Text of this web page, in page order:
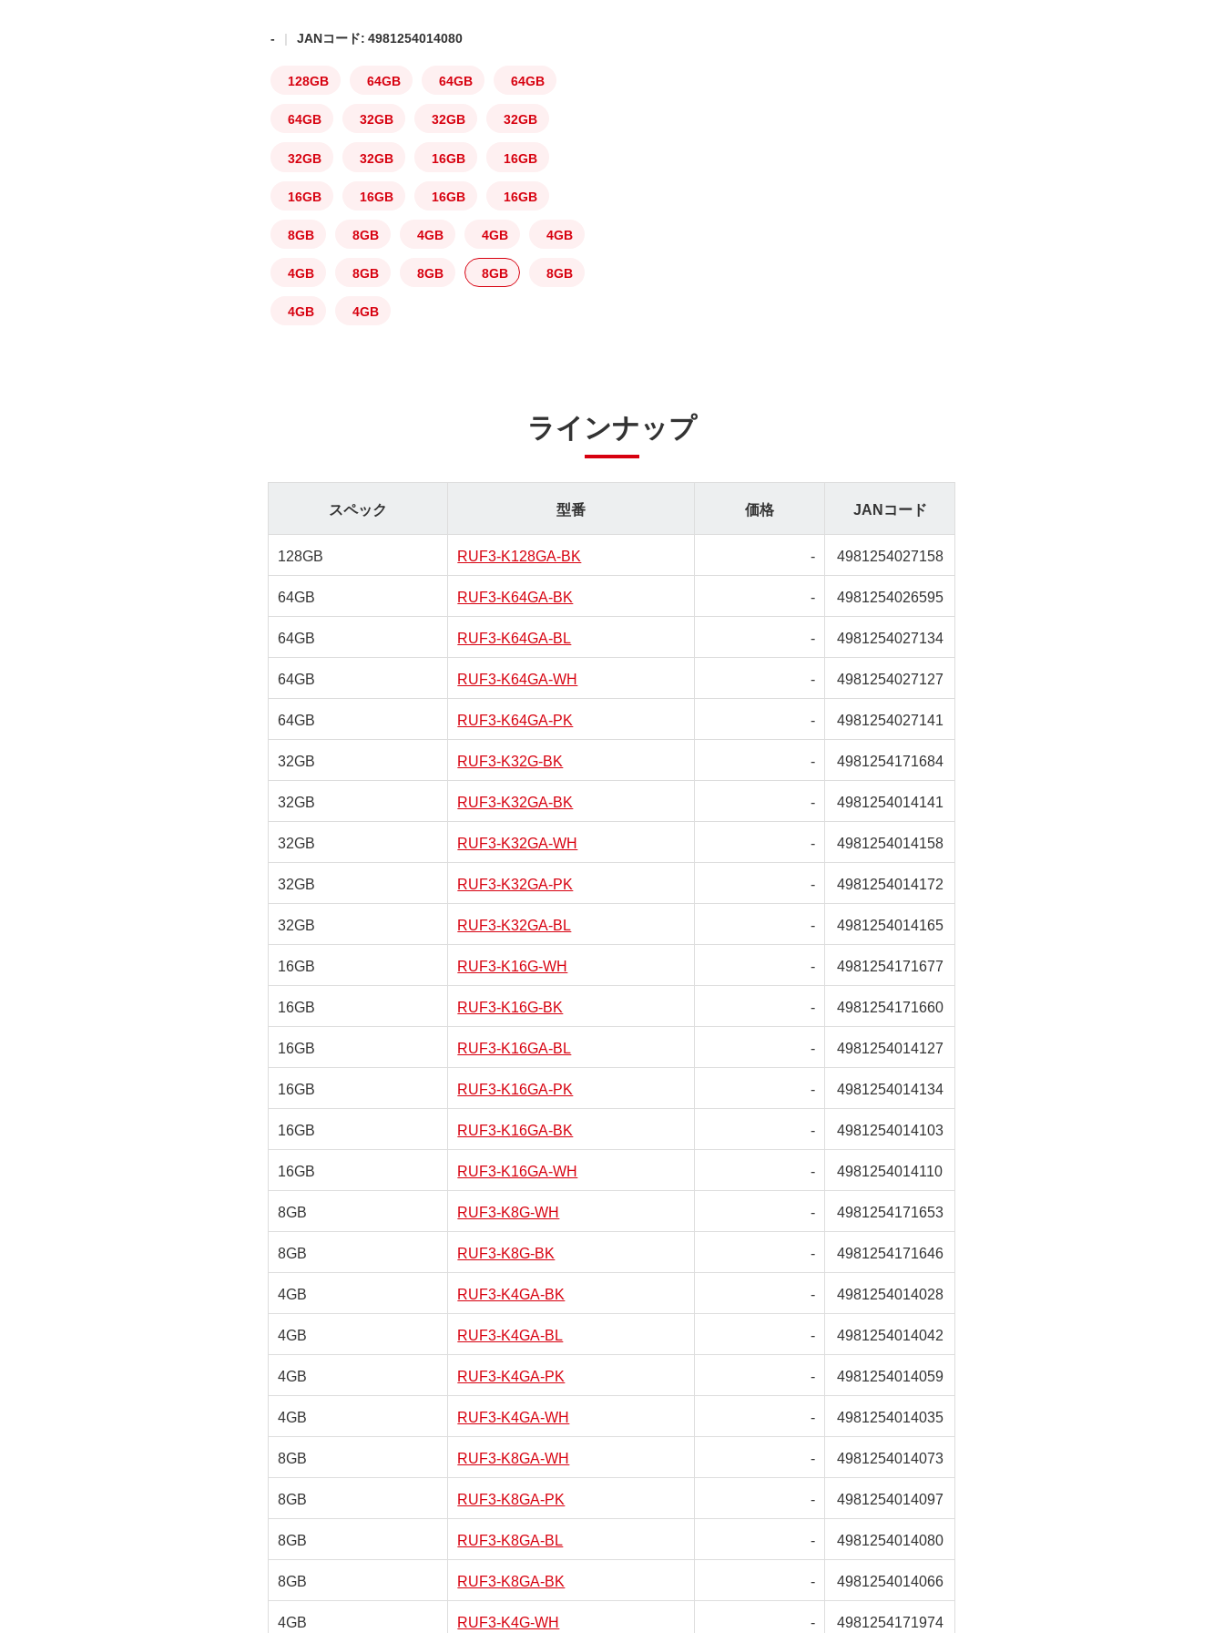
- JANコード: 4981254014080
128GB 64GB 64GB 64GB
64GB 32GB 32GB 32GB
32GB 32GB 16GB 16GB
16GB 16GB 16GB 16GB
8GB 8GB 4GB 4GB 4GB
4GB 8GB 8GB 8GB 8GB
4GB 4GB
ラインナップ
スペック 型番 価格 JANコード
128GB RUF3-K128GA-BK -
4981254027158
64GB
RUF3-K64GA-BK -
4981254026595
64GB
RUF3-K64GA-BL -
4981254027134
64GB
RUF3-K64GA-WH -
4981254027127
64GB
RUF3-K64GA-PK -
4981254027141
32GB
RUF3-K32G-BK -
4981254171684
32GB
RUF3-K32GA-BK -
4981254014141
32GB
RUF3-K32GA-WH -
4981254014158
32GB
RUF3-K32GA-PK -
4981254014172
32GB
RUF3-K32GA-BL -
4981254014165
16GB
RUF3-K16G-WH -
4981254171677
16GB
RUF3-K16G-BK -
4981254171660
16GB
RUF3-K16GA-BL -
4981254014127
16GB
RUF3-K16GA-PK -
4981254014134
16GB
RUF3-K16GA-BK -
4981254014103
16GB
RUF3-K16GA-WH -
4981254014110
8GB
RUF3-K8G-WH -
4981254171653
8GB
RUF3-K8G-BK -
4981254171646
4GB
RUF3-K4GA-BK -
4981254014028
4GB
RUF3-K4GA-BL -
4981254014042
4GB
RUF3-K4GA-PK -
4981254014059
4GB
RUF3-K4GA-WH -
4981254014035
8GB
RUF3-K8GA-WH -
4981254014073
8GB
RUF3-K8GA-PK -
4981254014097
8GB
RUF3-K8GA-BL -
4981254014080
8GB
RUF3-K8GA-BK -
4981254014066
4GB
RUF3-K4G-WH - 4981254171974